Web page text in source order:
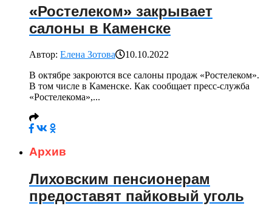
«Ростелеком» закрывает
салоны в Каменске
Автор: Елена Зотова
10.10.2022
В октябре закроются все салоны продаж «Ростелеком».
В том числе в Каменске. Как сообщает пресс-служба
«Ростелекома»,...
Архив
Лиховским пенсионерам
предоставят пайковый уголь